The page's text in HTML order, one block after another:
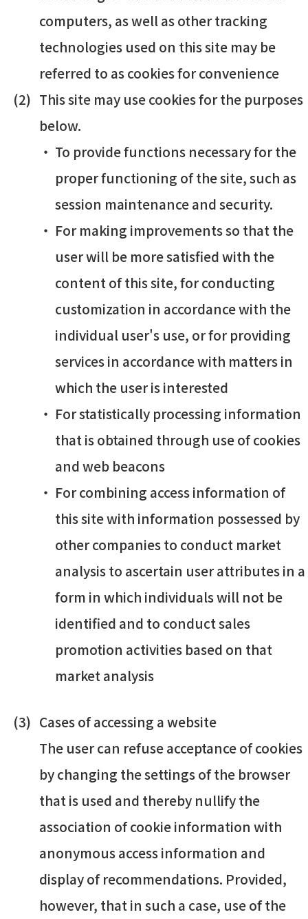
computers, as well as other tracking
technologies used on this site may be
referred to as cookies for convenience
This site may use cookies for the purposes
below.
To provide functions necessary for the
proper functioning of the site, such as
session maintenance and security.
For making improvements so that the
user will be more satisfied with the
content of this site, for conducting
customization in accordance with the
individual user's use, or for providing
services in accordance with matters in
which the user is interested
For statistically processing information
that is obtained through use of cookies
and web beacons
For combining access information of
this site with information possessed by
other companies to conduct market
analysis to ascertain user attributes in a
form in which individuals will not be
identified and to conduct sales
promotion activities based on that
market analysis
Cases of accessing a website
The user can refuse acceptance of cookies
by changing the settings of the browser
that is used and thereby nullify the
association of cookie information with
anonymous access information and
display of recommendations. Provided,
however, that in such a case, use of the